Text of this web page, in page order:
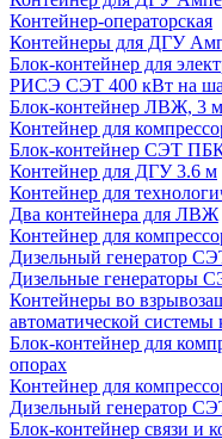
Контейнер-операторская
Контейнеры для ДГУ
Блок-контейнер для
РИСЭ СЭТ 400 кВт на
Блок-контейнер ЛВЖ, 3 м
Контейнер для
Блок-контейнер СЭТ
Контейнер для ДГУ 3.6 м
Контейнер для
Два контейнера для ЛВЖ
Контейнер для
Дизельный генератор
Дизельные генераторы
Контейнеры во
автоматической
Блок-контейнер для
опорах
Контейнер для
Дизельный генератор
Блок-контейнер связи и